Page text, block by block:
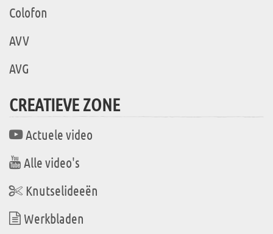
Colofon
AVV
AVG
CREATIEVE ZONE
Actuele video
Alle video's
Knutselideeën
Werkbladen